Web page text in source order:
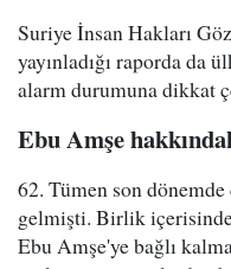
Suriye İnsan Hakları
yayınladığı raporda da
alarm durumuna dikkat
Ebu Amşe
62. Tümen son
gelmişti. Birlik
Ebu Amşe'ye bağlı